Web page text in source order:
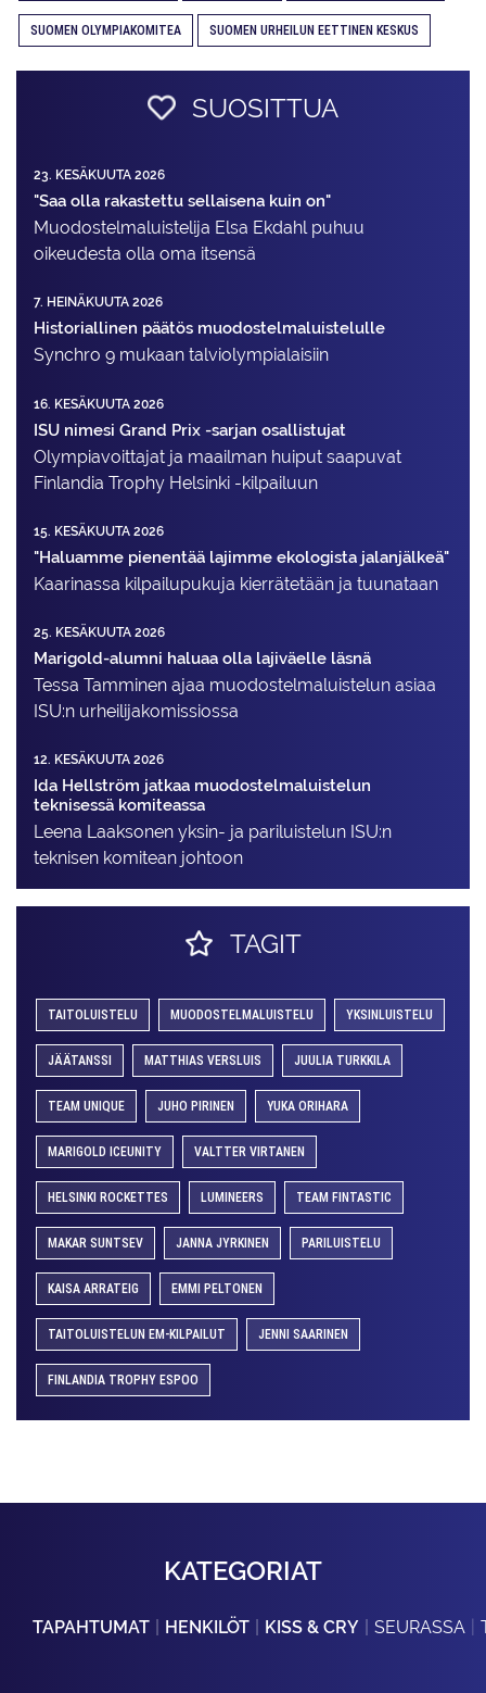
SUOMEN OLYMPIAKOMITEA SUOMEN URHEILUN EETTINEN KESKUS
SUOSITTUA
23. KESÄKUUTA 2026
"Saa olla rakastettu sellaisena kuin on"
Muodostelma­luistelija Elsa Ekdahl puhuu
oikeudesta olla oma itsensä
7. HEINÄKUUTA 2026
Historiallinen päätös muodostelmaluistelulle
Synchro 9 mukaan talviolympialaisiin
16. KESÄKUUTA 2026
ISU nimesi Grand Prix -sarjan osallistujat
Olympiavoittajat ja maailman huiput saapuvat
Finlandia Trophy Helsinki -kilpailuun
15. KESÄKUUTA 2026
"Haluamme pienentää lajimme ekologista jalanjälkeä"
Kaarinassa kilpailupukuja kierrätetään ja tuunataan
25. KESÄKUUTA 2026
Marigold-alumni haluaa olla lajiväelle läsnä
Tessa Tamminen ajaa muodostelma­luistelun asiaa
ISU:n urheilija­komissiossa
12. KESÄKUUTA 2026
Ida Hellström jatkaa muodostelmaluistelun
teknisessä komiteassa
Leena Laaksonen yksin- ja pariluistelun ISU:n
teknisen komitean johtoon
TAGIT
TAITOLUISTELU MUODOSTELMALUISTELU YKSINLUISTELU
JÄÄTANSSI MATTHIAS VERSLUIS JUULIA TURKKILA
TEAM UNIQUE JUHO PIRINEN YUKA ORIHARA
MARIGOLD ICEUNITY VALTTER VIRTANEN
HELSINKI ROCKETTES LUMINEERS TEAM FINTASTIC
MAKAR SUNTSEV JANNA JYRKINEN PARILUISTELU
KAISA ARRATEIG EMMI PELTONEN
TAITOLUISTELUN EM-KILPAILUT JENNI SAARINEN
FINLANDIA TROPHY ESPOO
KATEGORIAT
TAPAHTUMAT HENKILÖT KISS & CRY SEURASSA